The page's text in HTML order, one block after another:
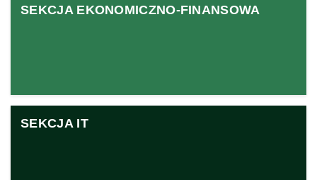
SEKCJA EKONOMICZNO-FINANSOWA
SEKCJA IT